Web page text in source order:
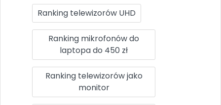
Ranking telewizorów UHD
Ranking mikrofonów do
laptopa do 450 zł
Ranking telewizorów jako
monitor